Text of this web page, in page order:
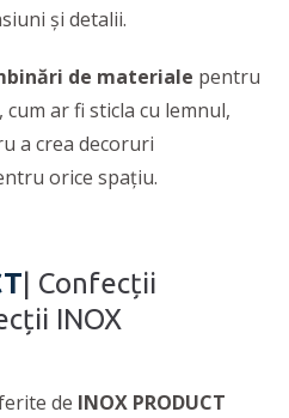
și detalii.
de materiale pentru
ar fi sticla cu lemnul,
a crea decoruri
orice spațiu.
| Confecții
INOX
de INOX PRODUCT